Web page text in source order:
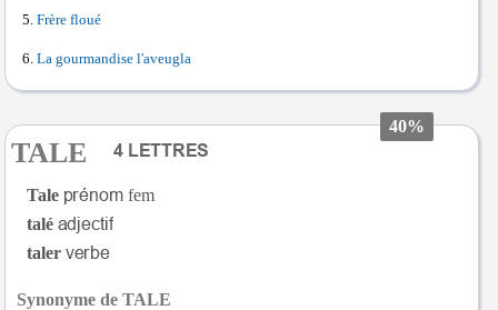
Frère floué
La gourmandise l'aveugla
40%
TALE
Tale
fem
talé
taler
Synonyme de TALE